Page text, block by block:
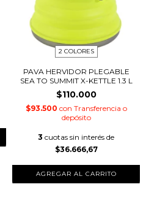
2 COLORES
PAVA HERVIDOR PLEGABLE
SEA TO SUMMIT X-KETTLE 1.3 L
$110.000
$93.500 con Transferencia o
depósito
3 cuotas sin interés de
$36.666,67
AGREGAR AL CARRITO